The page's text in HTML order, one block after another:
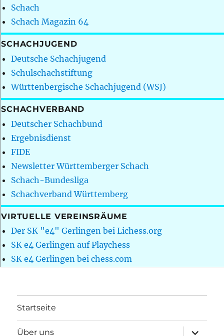
Schach
Schach Magazin 64
SCHACHJUGEND
Deutsche Schachjugend
Schulschachstiftung
Württenbergische Schachjugend (WSJ)
SCHACHVERBAND
Deutscher Schachbund
Ergebnisdienst
FIDE
Newsletter Württemberger Schach
Schach-Bundesliga
Schachverband Württemberg
VIRTUELLE VEREINSRÄUME
Der SK "e4" Gerlingen bei Lichess.org
SK e4 Gerlingen auf Playchess
SK e4 Gerlingen bei chess.com
Startseite
Über uns